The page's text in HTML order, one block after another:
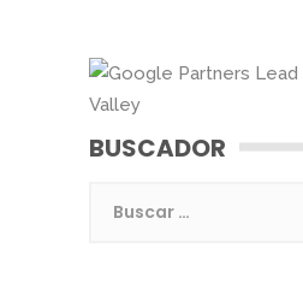
BUSCADOR